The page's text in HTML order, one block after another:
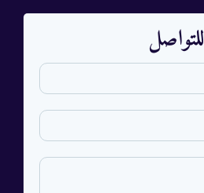
للتواصل